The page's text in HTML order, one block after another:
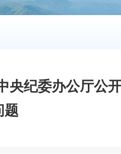
央纪委办公厅公
题